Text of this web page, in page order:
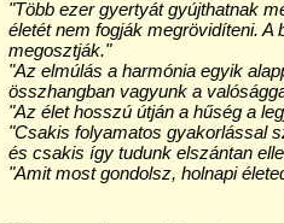
"Több ezer gyertyát gyújthatnak
életét nem fogják megrövidíteni.
megosztják."
"Az elmúlás a harmónia egyik
összhangban vagyunk a
"Az élet hosszú útján a hűség a
"Csakis folyamatos gyakorlással
és csakis így tudunk elszántan
"Amit most gondolsz, holnapi